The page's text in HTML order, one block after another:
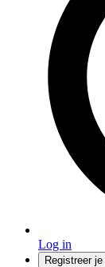
Log in
Registreer